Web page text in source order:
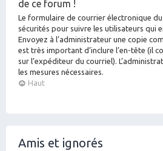
de ce forum !
Le formulaire de courrier électronique
sécurités pour suivre les utilisateurs qui
Envoyez à l’administrateur une copie
est très important d’inclure l’en-tête (il
sur l’expéditeur du courriel).
les mesures nécessaires.
Haut
Amis et ignorés